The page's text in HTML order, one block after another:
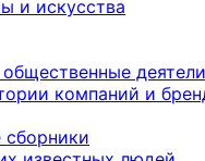
и искусства
деятели
компаний и
сборники